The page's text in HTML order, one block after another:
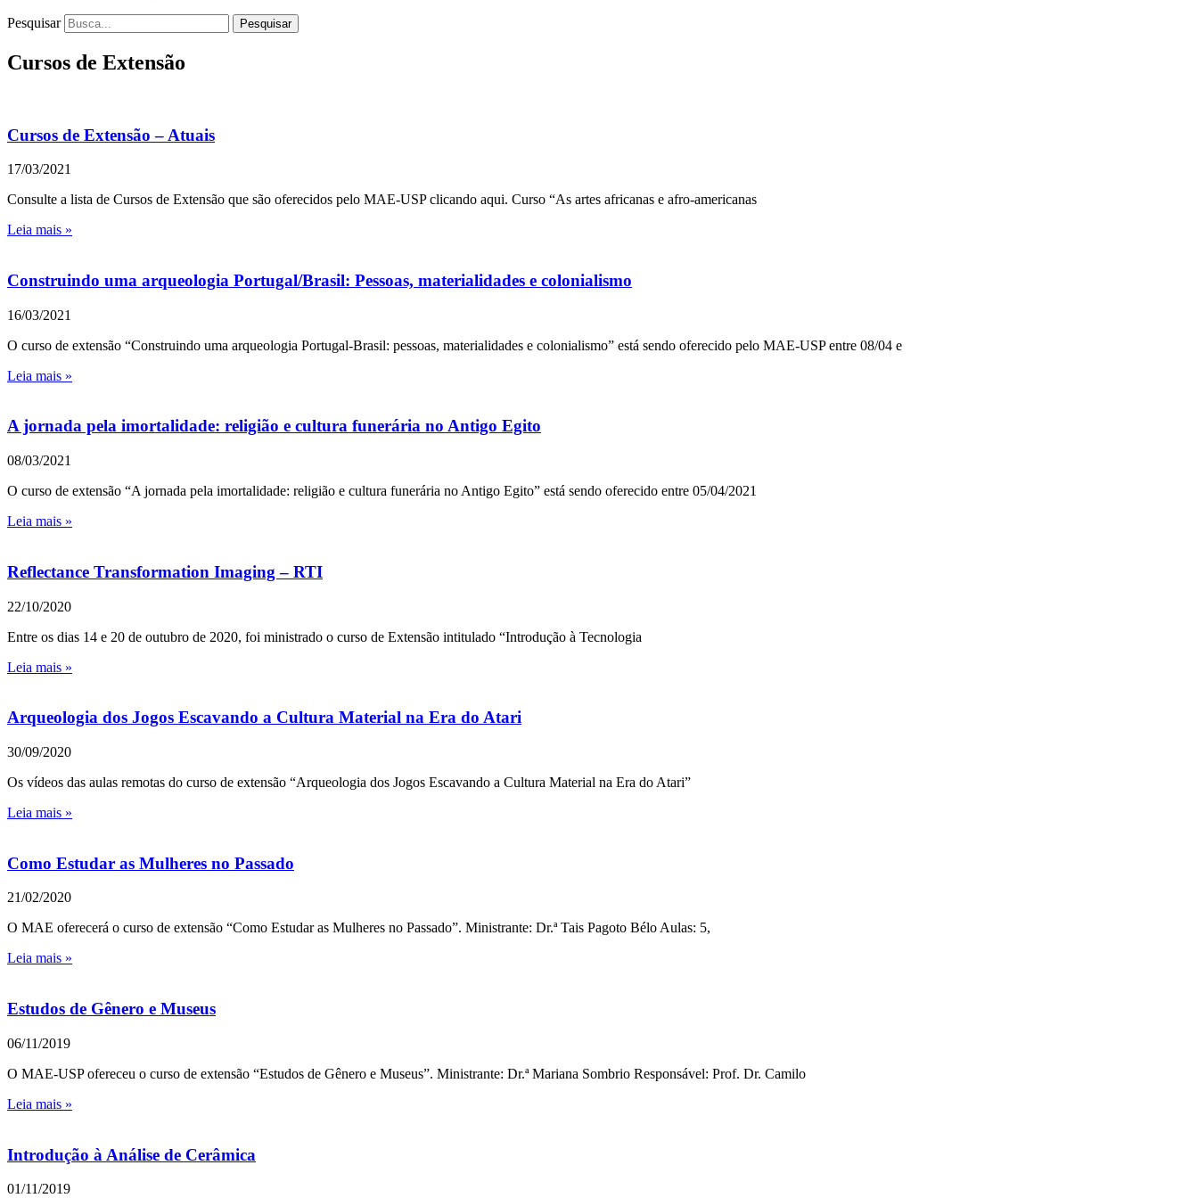
Pesquisar Pesquisar
Cursos de Extensão
Cursos de Extensão – Atuais
17/03/2021
Consulte a lista de Cursos de Extensão que são oferecidos pelo MAE-USP clicando aqui. Curso “As artes africanas e afro-americanas
Leia mais »
Construindo uma arqueologia Portugal/Brasil: Pessoas, materialidades e colonialismo
16/03/2021
O curso de extensão “Construindo uma arqueologia Portugal-Brasil: pessoas, materialidades e colonialismo” está sendo oferecido pelo MAE-USP entre 08/04 e
Leia mais »
A jornada pela imortalidade: religião e cultura funerária no Antigo Egito
08/03/2021
O curso de extensão “A jornada pela imortalidade: religião e cultura funerária no Antigo Egito” está sendo oferecido entre 05/04/2021
Leia mais »
Reflectance Transformation Imaging – RTI
22/10/2020
Entre os dias 14 e 20 de outubro de 2020, foi ministrado o curso de Extensão intitulado “Introdução à Tecnologia
Leia mais »
Arqueologia dos Jogos Escavando a Cultura Material na Era do Atari
30/09/2020
Os vídeos das aulas remotas do curso de extensão “Arqueologia dos Jogos Escavando a Cultura Material na Era do Atari”
Leia mais »
Como Estudar as Mulheres no Passado
21/02/2020
O MAE oferecerá o curso de extensão “Como Estudar as Mulheres no Passado”. Ministrante: Dr.ª Tais Pagoto Bélo Aulas: 5,
Leia mais »
Estudos de Gênero e Museus
06/11/2019
O MAE-USP ofereceu o curso de extensão “Estudos de Gênero e Museus”. Ministrante: Dr.ª Mariana Sombrio Responsável: Prof. Dr. Camilo
Leia mais »
Introdução à Análise de Cerâmica
01/11/2019